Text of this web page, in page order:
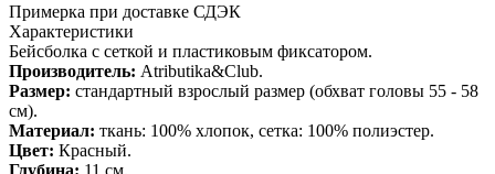
Примерка при доставке СДЭК
Характеристики
Бейсболка с сеткой и пластиковым фиксатором.
Производитель: Atributika&Club.
Размер: стандартный взрослый размер (обхват головы 55 - 58
см).
Материал: ткань: 100% хлопок, сетка: 100% полиэстер.
Цвет: Красный.
Глубина: 11 см.